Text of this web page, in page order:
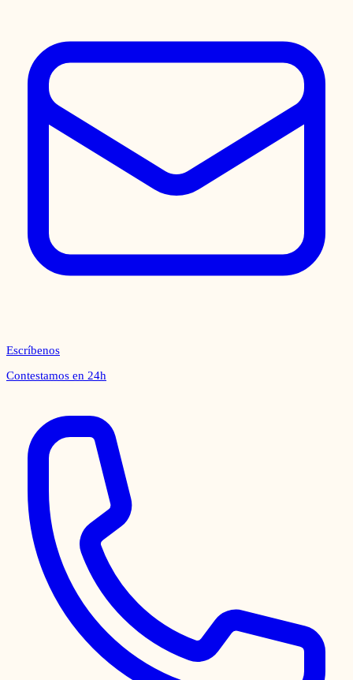
Escríbenos
Contestamos en 24h